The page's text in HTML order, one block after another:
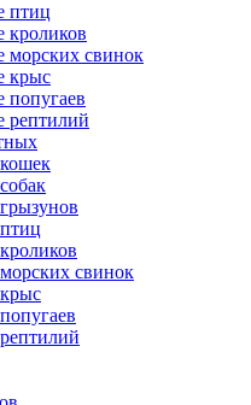
птиц
кроликов
морских свинок
крыс
попугаев
рептилий
свинок